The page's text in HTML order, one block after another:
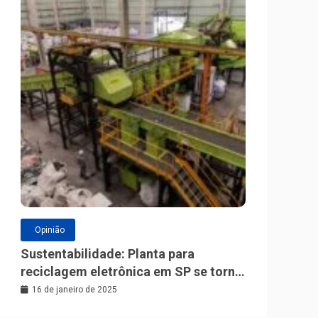
Opinião
Sustentabilidade: Planta para
reciclagem eletrônica em SP se torna
a maior da América Latina
16 de janeiro de 2025